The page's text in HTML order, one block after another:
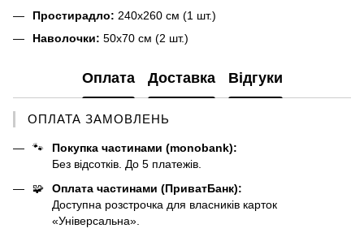
Простирадло: 240х260 см (1 шт.)
Наволочки: 50х70 см (2 шт.)
Оплата Доставка Відгуки
ОПЛАТА ЗАМОВЛЕНЬ
🐾
Покупка частинами (monobank):
Без відсотків. До 5 платежів.
🧩
Оплата частинами (ПриватБанк):
Доступна розстрочка для власників карток
«Універсальна».